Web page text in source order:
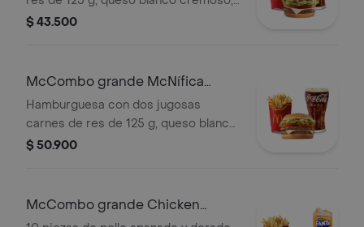
cebolla, tomate fresco, lechuga, salsa
de papas fritas grandes y bebida
grande a elección.
$ 43.500
McCombo grande McNífica
Doble
Hamburguesa con dos jugosas
carnes de res de 125 g, queso blanco
cremoso, cebolla, tomate fresco,
Acompañada de papas fritas grandes
y bebida grande a elección.
$ 50.900
McCombo grande Chicken